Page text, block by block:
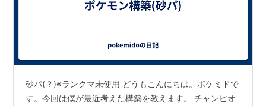
砂パ(？)※ランクマ未使用 どうもこんにちは。ポケミドで
す。今回は僕が最近考えた構築を教えます。 チャンピオ